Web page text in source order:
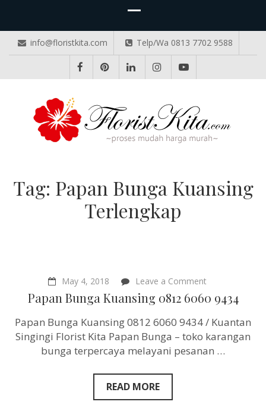
info@floristkita.com Telp/Wa 0813 7702 9588
Tag: Papan Bunga Kuansing
Terlengkap
May 4, 2018 Leave a Commenton
Bunga
0812
6060
9434
Papan Bunga Kuansing 0812 6060 9434
Papan Bunga Kuansing 0812 6060 9434 / Kuantan
Singingi Florist Kita Papan Bunga – toko karangan
bunga terpercaya melayani pesanan …
READ MORE